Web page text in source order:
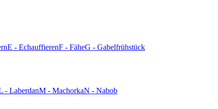
E - EchauffierenF - FäheG - Gabelfrühstück
- LaberdanM - MachorkaN - Nabob